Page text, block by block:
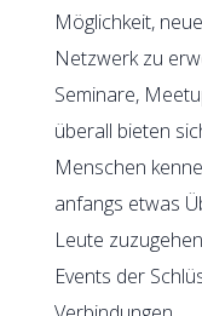
Möglichkeit,
Netzwerk zu
Seminare,
überall bieten
Menschen
anfangs etwas
Leute
Events der